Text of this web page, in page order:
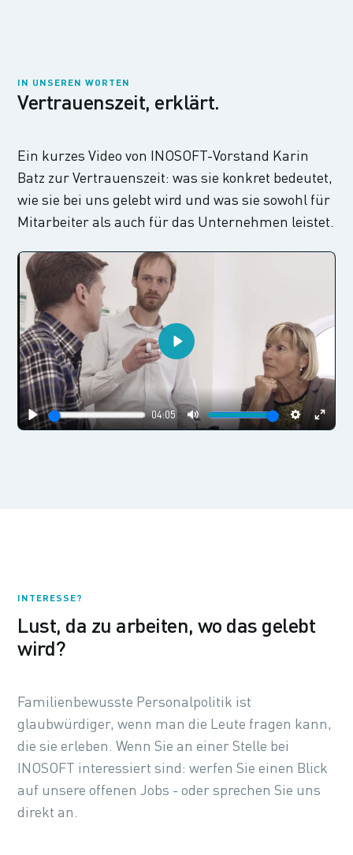
IN UNSEREN WORTEN
Vertrauenszeit, erklärt.
Ein kurzes Video von INOSOFT-Vorstand Karin
Batz zur Vertrauenszeit: was sie konkret bedeutet,
wie sie bei uns gelebt wird und was sie sowohl für
Mitarbeiter als auch für das Unternehmen leistet.
Play
04:05
Mute Settings
Enter
Play
INTERESSE?
Lust, da zu arbeiten, wo das gelebt
wird?
Familienbewusste Personalpolitik ist
glaubwürdiger, wenn man die Leute fragen kann,
die sie erleben. Wenn Sie an einer Stelle bei
INOSOFT interessiert sind: werfen Sie einen Blick
auf unsere offenen Jobs - oder sprechen Sie uns
direkt an.